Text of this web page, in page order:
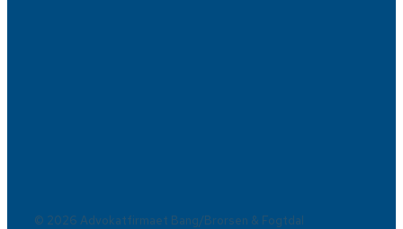
© 2026 Advokatfirmaet Bang/Brorsen & Fogtdal